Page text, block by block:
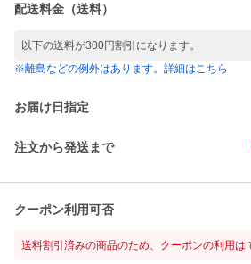
配送料金（送料）
以下の送料が300円割引になります。
※離島などの例外はあります。詳細はこちら
お届け日指定
注文から発送まで
クーポン利用可否
送料割引済みの商品のため、クーポンの利用は